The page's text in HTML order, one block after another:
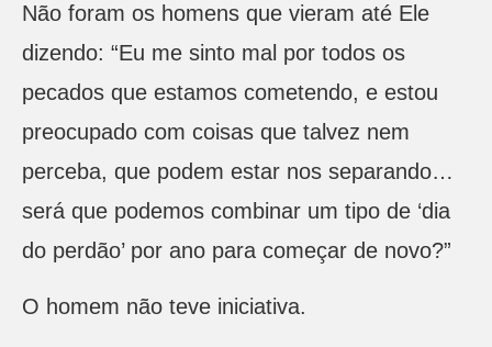
Não foram os homens que vieram até Ele
dizendo: “Eu me sinto mal por todos os
pecados que estamos cometendo, e estou
preocupado com coisas que talvez nem
perceba, que podem estar nos separando…
será que podemos combinar um tipo de ‘dia
do perdão’ por ano para começar de novo?”
O homem não teve iniciativa.